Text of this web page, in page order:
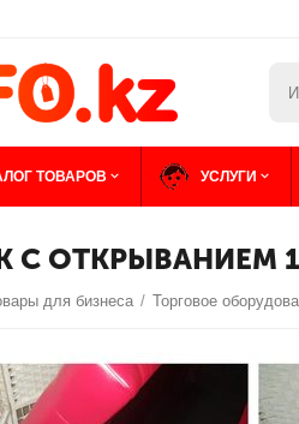
ТОВАРОВ УСЛУГИ
С ОТКРЫВАНИЕМ
для бизнеса / Торговое